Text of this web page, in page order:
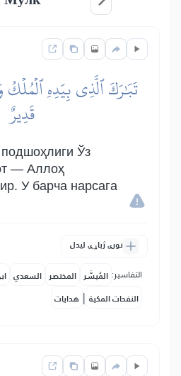
تَبَٰرَكَ ٱلَّذِي بِيَدِهِ
قَدِيرٌ
Ўз
— Аллоҳ
У барча нарсага
نورې ژباړې لیدل
التفاسير: المُيسَّر المختصر السعدي
النفحات المكية | هدايات